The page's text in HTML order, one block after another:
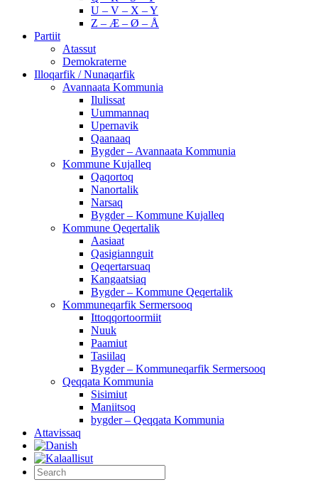
U – V – X – Y
Z – Æ – Ø – Å
Partiit
Atassut
Demokraterne
Illoqarfik / Nunaqarfik
Avannaata Kommunia
Ilulissat
Uummannaq
Upernavik
Qaanaaq
Bygder – Avannaata Kommunia
Kommune Kujalleq
Qaqortoq
Nanortalik
Narsaq
Bygder – Kommune Kujalleq
Kommune Qeqertalik
Aasiaat
Qasigiannguit
Qeqertarsuaq
Kangaatsiaq
Bygder – Kommune Qeqertalik
Kommuneqarfik Sermersooq
Ittoqqortoormiit
Nuuk
Paamiut
Tasiilaq
Bygder – Kommuneqarfik Sermersooq
Qeqqata Kommunia
Sisimiut
Maniitsoq
bygder – Qeqqata Kommunia
Attavissaq